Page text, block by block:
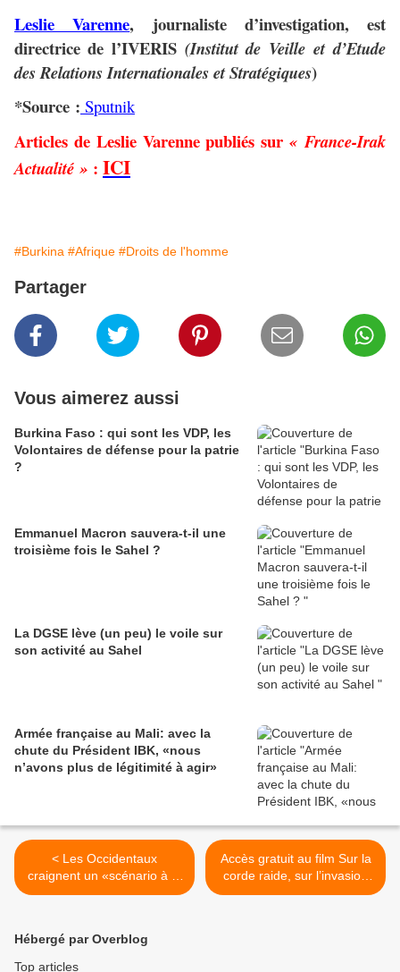
Leslie Varenne, journaliste d’investigation, est
directrice de l’IVERIS (Institut de Veille et d’Etude
des Relations Internationales et Stratégiques)
*Source : Sputnik
Articles de Leslie Varenne publiés sur« France-Irak
Actualité » : ICI
#Burkina #Afrique #Droits de l'homme
Partager
Vous aimerez aussi
Burkina Faso : qui sont les VDP, les
Volontaires de défense pour la patrie
?
Emmanuel Macron sauvera-t-il une
troisième fois le Sahel ?
La DGSE lève (un peu) le voile sur
son activité au Sahel
Armée française au Mali: avec la
chute du Président IBK, «nous
n’avons plus de légitimité à agir»
< Les Occidentaux
craignent un «scénario à la
syrienne» en Libye
Accès gratuit au film Sur la
corde raide, sur l’invasion
de l’Irak >
Hébergé par Overblog
Top articles